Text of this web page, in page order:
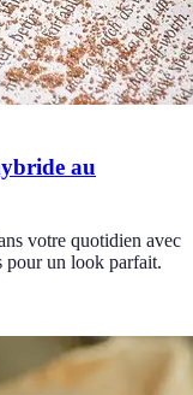
au
votre quotidien avec
pour un look parfait.